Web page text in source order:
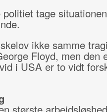
tage
ikke samme
Floyd, men den
i USA er to vidt